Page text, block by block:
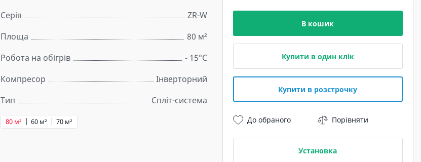
Серія
ZR-W
Площа
80 м²
Робота на обігрів
- 15°C
Компресор
Інверторний
Тип
Спліт-система
60 м² 70 м²
80 м²
В кошик
Купити в один клік
Купити в розстрочку
До обраного Порівняти
Установка